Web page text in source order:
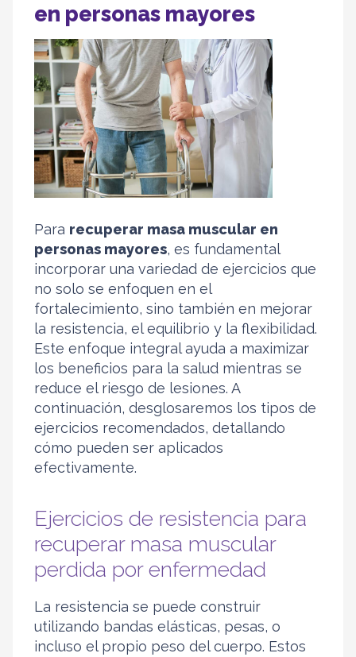
en personas mayores
Para recuperar masa muscular en
personas mayores, es fundamental
incorporar una variedad de ejercicios que
no solo se enfoquen en el
fortalecimiento, sino también en mejorar
la resistencia, el equilibrio y la flexibilidad.
Este enfoque integral ayuda a maximizar
los beneficios para la salud mientras se
reduce el riesgo de lesiones. A
continuación, desglosaremos los tipos de
ejercicios recomendados, detallando
cómo pueden ser aplicados
efectivamente.
Ejercicios de resistencia para
recuperar masa muscular
perdida por enfermedad
La resistencia se puede construir
utilizando bandas elásticas, pesas, o
incluso el propio peso del cuerpo. Estos